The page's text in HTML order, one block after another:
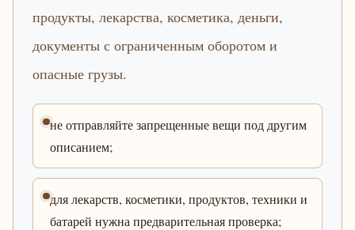
продукты, лекарства, косметика, деньги,
документы с ограниченным оборотом и
опасные грузы.
не отправляйте запрещенные вещи под другим
описанием;
для лекарств, косметики, продуктов, техники и
батарей нужна предварительная проверка;